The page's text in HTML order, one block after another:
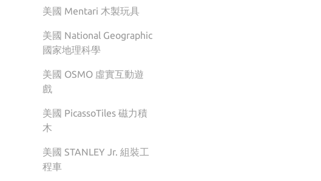
美國 Mentari 木製玩具
美國 National Geographic
國家地理科學
美國 OSMO 虛實互動遊
戲
美國 PicassoTiles 磁力積
木
美國 STANLEY Jr. 組裝工
程車